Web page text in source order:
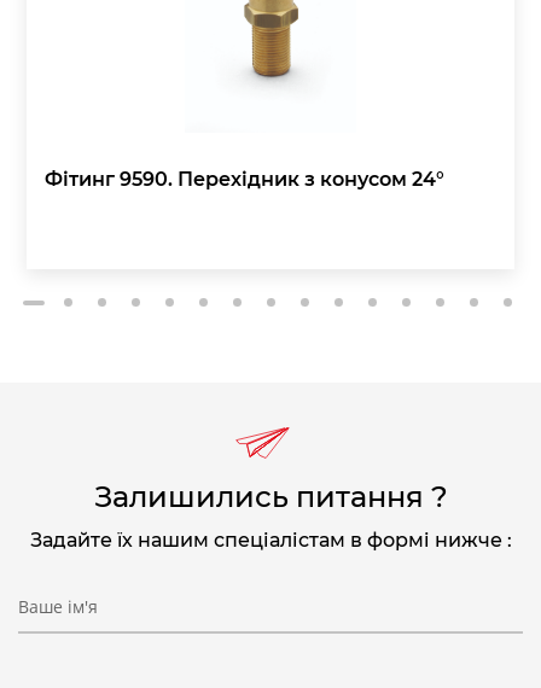
Фітинг 9590. Перехідник з конусом 24°
2 3 4 5 6 7 8 9 10 11 12 13 14 15
Залишились питання ?
Задайте їх нашим спеціалістам в формі нижче :
Ваше ім'я